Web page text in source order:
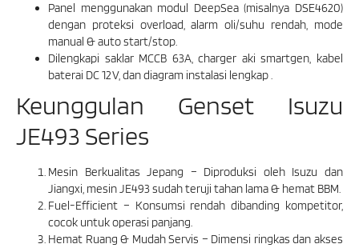
Panel menggunakan modul DeepSea (misalnya DSE4620)
dengan proteksi overload, alarm oli/suhu rendah, mode
manual & auto start/stop.
Dilengkapi saklar MCCB 63A, charger aki smartgen, kabel
baterai DC 12 V, dan diagram instalasi lengkap .
Keunggulan Genset Isuzu
JE493 Series
Mesin Berkualitas Jepang – Diproduksi oleh Isuzu dan
Jiangxi, mesin JE493 sudah teruji tahan lama & hemat BBM.
Fuel-Efficient – Konsumsi rendah dibanding kompetitor,
cocok untuk operasi panjang.
Hemat Ruang & Mudah Servis – Dimensi ringkas dan akses